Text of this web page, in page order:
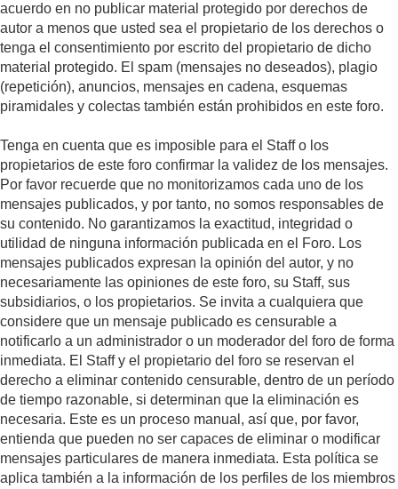
acuerdo en no publicar material protegido por derechos de
autor a menos que usted sea el propietario de los derechos o
tenga el consentimiento por escrito del propietario de dicho
material protegido. El spam (mensajes no deseados), plagio
(repetición), anuncios, mensajes en cadena, esquemas
piramidales y colectas también están prohibidos en este foro.
Tenga en cuenta que es imposible para el Staff o los
propietarios de este foro confirmar la validez de los mensajes.
Por favor recuerde que no monitorizamos cada uno de los
mensajes publicados, y por tanto, no somos responsables de
su contenido. No garantizamos la exactitud, integridad o
utilidad de ninguna información publicada en el Foro. Los
mensajes publicados expresan la opinión del autor, y no
necesariamente las opiniones de este foro, su Staff, sus
subsidiarios, o los propietarios. Se invita a cualquiera que
considere que un mensaje publicado es censurable a
notificarlo a un administrador o un moderador del foro de forma
inmediata. El Staff y el propietario del foro se reservan el
derecho a eliminar contenido censurable, dentro de un período
de tiempo razonable, si determinan que la eliminación es
necesaria. Este es un proceso manual, así que, por favor,
entienda que pueden no ser capaces de eliminar o modificar
mensajes particulares de manera inmediata. Esta política se
aplica también a la información de los perfiles de los miembros